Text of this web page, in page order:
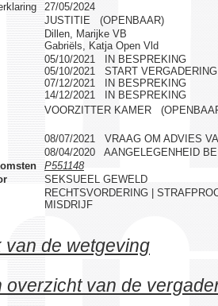
27/05/2024
JUSTITIE (OPENBAAR)
Dillen, Marijke VB
Gabriëls, Katja Open Vld
05/10/2021 IN BESPREKING
05/10/2021 START VERGADERING
07/12/2021 IN BESPREKING
14/12/2021 IN BESPREKING
VOORZITTER KAMER
08/07/2021 VRAAG OM ADVIES
08/04/2020 AANGELEGENHEID
P551148
SEKSUEEL GEWELD
RECHTSVORDERING |
MISDRIJF
van de wetgeving
overzicht van de